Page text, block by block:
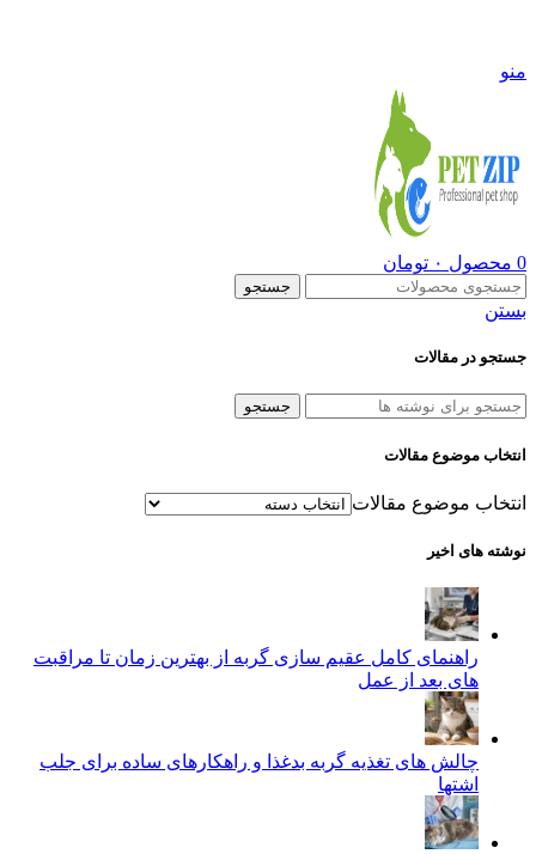
منو
0 محصول ۰ تومان
جستجو
بستن
جستجو در مقالات
جستجو
انتخاب موضوع مقالات
انتخاب موضوع مقالات
نوشته های اخیر
راهنمای کامل عقیم سازی گربه از بهترین زمان تا مراقبت‌
های بعد از عمل
چالش‌ های تغذیه گربه بدغذا و راهکارهای ساده برای جلب
اشتها